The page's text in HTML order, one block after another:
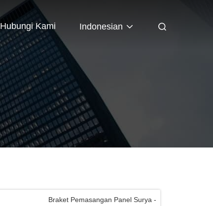
Hubungi Kami Indonesian
Braket Pemasangan Panel Surya -